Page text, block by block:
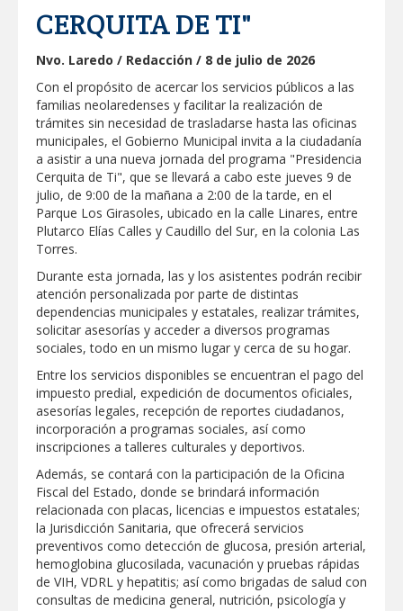
Respalda la SET acuerdos de la
CONAEDU sobre redes sociales y
escuelas militarizadas
AVANZAN TRABAJOS DE
MODERNIZACIÓN EN AVENIDA
REFORMA; GOBIERNO MUNICIPAL
MANTIENE EL RITMO DE LAS OBRAS
PRIORITARIAS
Atendió Protección Civil de Reynosa
reportes ante lluvias
IMPULSA GESTIÓN AMBIENTAL
JORNADA DE MEJORA URBANA EN
HACIENDA SAN AGUSTÍN
Asegura alcalde de Reynosa buen
funcionamiento de Presa El Águila
GOBIERNO MUNICIPAL Y ESTATAL
CELEBRARÁN FERIA DEL EMPLEO EL
PRÓXIMO 18 DE AGOSTO
Logra STPS la generación de empleo
con más de 6 mil 900 colocaciones en
Anunciaron Gobierno Municipal,
PROFECO y CANACO: Feria de Regreso a
Clases 2026
Lleva gobierno de Reynosa programa
"Acción y Conciencia" a colonia
Integración Familiar
CERQUITA DE TI"
Nvo. Laredo / Redacción / 8 de julio de 2026
Con el propósito de acercar los servicios públicos a las
familias neolaredenses y facilitar la realización de
trámites sin necesidad de trasladarse hasta las oficinas
municipales, el Gobierno Municipal invita a la ciudadanía
a asistir a una nueva jornada del programa "Presidencia
Cerquita de Ti", que se llevará a cabo este jueves 9 de
julio, de 9:00 de la mañana a 2:00 de la tarde, en el
Parque Los Girasoles, ubicado en la calle Linares, entre
Plutarco Elías Calles y Caudillo del Sur, en la colonia Las
Torres.
Durante esta jornada, las y los asistentes podrán recibir
atención personalizada por parte de distintas
dependencias municipales y estatales, realizar trámites,
solicitar asesorías y acceder a diversos programas
sociales, todo en un mismo lugar y cerca de su hogar.
Entre los servicios disponibles se encuentran el pago del
impuesto predial, expedición de documentos oficiales,
asesorías legales, recepción de reportes ciudadanos,
incorporación a programas sociales, así como
inscripciones a talleres culturales y deportivos.
Además, se contará con la participación de la Oficina
Fiscal del Estado, donde se brindará información
relacionada con placas, licencias e impuestos estatales;
la Jurisdicción Sanitaria, que ofrecerá servicios
preventivos como detección de glucosa, presión arterial,
hemoglobina glucosilada, vacunación y pruebas rápidas
de VIH, VDRL y hepatitis; así como brigadas de salud con
consultas de medicina general, nutrición, psicología y